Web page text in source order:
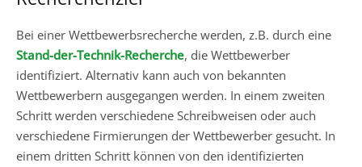
Bei einer Wettbewerbsrecherche werden, z.B. durch eine
Stand-der-Technik-Recherche, die Wettbewerber
identifiziert. Alternativ kann auch von bekannten
Wettbewerbern ausgegangen werden. In einem zweiten
Schritt werden verschiedene Schreibweisen oder auch
verschiedene Firmierungen der Wettbewerber gesucht. In
einem dritten Schritt können von den identifizierten